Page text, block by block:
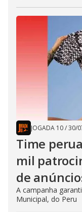
JOGADA 10/30/
Time
mil
de
A campanha
Municipal, do Peru